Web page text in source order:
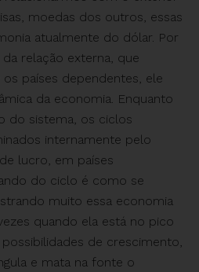
moedas dos outros, essas
atualmente do dólar. Por
relação externa, que
países dependentes, ele
da economia. Enquanto
do sistema, os ciclos
internamente pelo
lucro, em países
do ciclo é como se
muito essa economia
quando ela está no pico
de crescimento,
e mata na fonte o